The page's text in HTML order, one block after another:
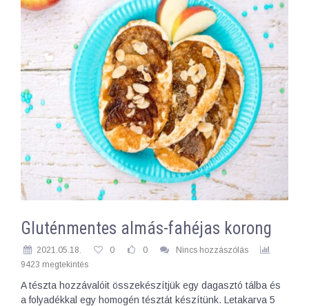
Gluténmentes almás-fahéjas korong
2021.05.18. 0 0
Nincs hozzászólás
9423 megtekintés
A tészta hozzávalóit összekészítjük egy dagasztó tálba és
a folyadékkal egy homogén tésztát készítünk. Letakarva 5